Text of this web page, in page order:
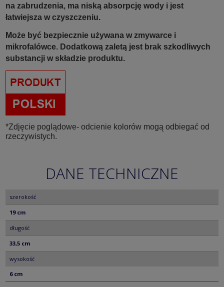
na zabrudzenia, ma niską absorpcję wody i jest
łatwiejsza w czyszczeniu.
Może być bezpiecznie używana w zmywarce i
mikrofalówce. Dodatkową zaletą jest brak szkodliwych
substancji w składzie produktu.
*Zdjęcie poglądowe- odcienie kolorów mogą odbiegać od
rzeczywistych.
DANE TECHNICZNE
szerokość
19 cm
długość
33,5 cm
wysokość
6 cm